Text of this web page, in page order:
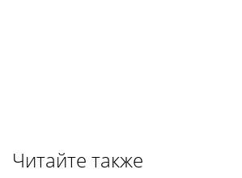
Читайте также